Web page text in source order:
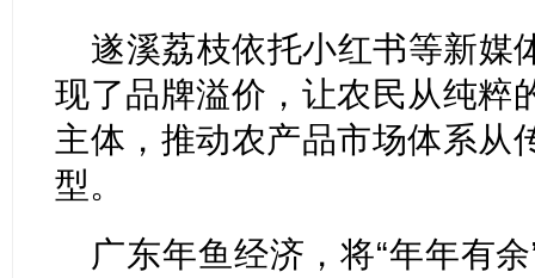
遂溪荔枝依托小红书等新媒
现了品牌溢价，让农民从纯粹
主体，推动农产品市场体系从
型。
广东年鱼经济，将“年年有